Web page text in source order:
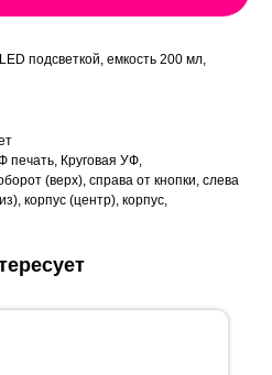
подсветкой, емкость 200 мл,
печать, Круговая УФ,
(верх), справа от кнопки, слева
корпус (центр), корпус,